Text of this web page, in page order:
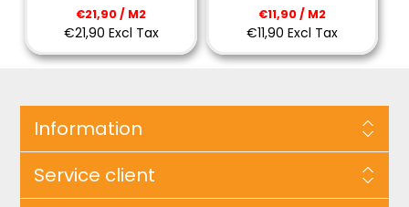
€21,90 / M2
€21,90 Excl Tax
€11,90 / M2
€11,90 Excl Tax
Information
Service client